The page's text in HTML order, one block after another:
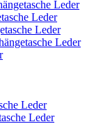
Leder
Leder
Leder
Leder
Leder
Leder